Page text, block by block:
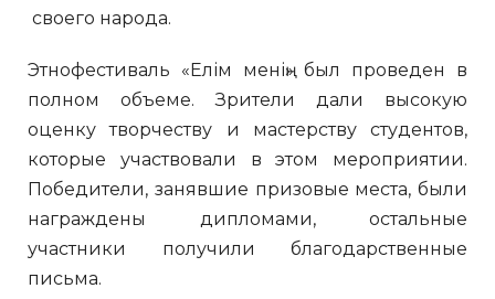
своего народа.
Этнофестиваль «Елім менің» был проведен в
полном объеме. Зрители дали высокую
оценку творчеству и мастерству студентов,
которые участвовали в этом мероприятии.
Победители, занявшие призовые места, были
награждены дипломами, остальные
участники получили благодарственные
письма.